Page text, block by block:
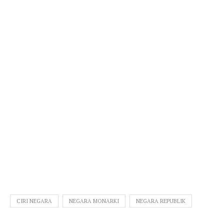
CIRI NEGARA NEGARA MONARKI NEGARA REPUBLIK